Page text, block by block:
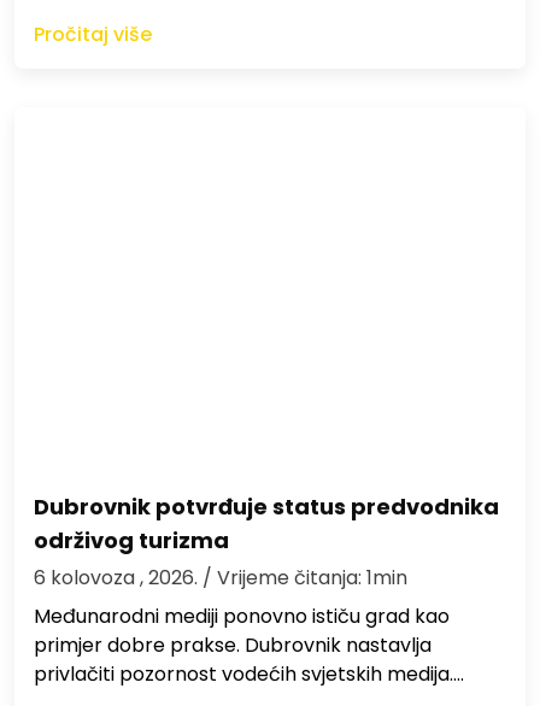
Pročitaj više
Dubrovnik potvrđuje status predvodnika
održivog turizma
6 kolovoza , 2026. / Vrijeme čitanja: 1min
Međunarodni mediji ponovno ističu grad kao
primjer dobre prakse. Dubrovnik nastavlja
privlačiti pozornost vodećih svjetskih medija.…